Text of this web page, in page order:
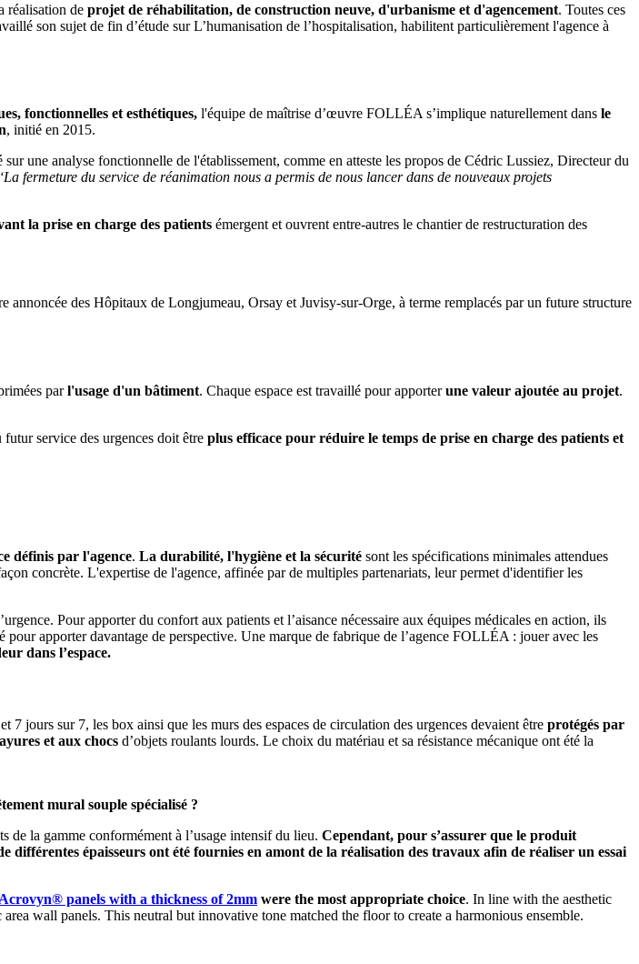
réalisation de projet de réhabilitation, de construction neuve, d'urbanisme et d'agencement. Toutes ces
son sujet de fin d’étude sur L’humanisation de l’hospitalisation, habilitent particulièrement l'agence à
fonctionnelles et esthétiques, l'équipe de maîtrise d’œuvre FOLLÉA s’implique naturellement dans le
, initié en 2015.
une analyse fonctionnelle de l'établissement, comme en atteste les propos de Cédric Lussiez, Directeur du
‘La fermeture du service de réanimation nous a permis de nous lancer dans de nouveaux projets
la prise en charge des patients émergent et ouvrent entre-autres le chantier de restructuration des
des Hôpitaux de Longjumeau, Orsay et Juvisy-sur-Orge, à terme remplacés par un future structure
parl'usage d'un bâtiment. Chaque espace est travaillé pour apporterune valeur ajoutée au projet.
service des urgences doit être plus efficace pour réduire le temps de prise en charge des patients et
définis par l'agence. La durabilité, l'hygiène et la sécurité sont les spécifications minimales attendues
concrète. L'expertise de l'agence, affinée par de multiples partenariats, leur permet d'identifier les
Pour apporter du confort aux patients et l’aisance nécessaire aux équipes médicales en action, ils
apporter davantage de perspective. Une marque de fabrique de l’agence FOLLÉA : jouer avec les
dans l’espace.
7 jours sur 7, les box ainsi que les murs des espaces de circulation des urgences devaient être protégés par
et aux chocs d’objets roulants lourds. Le choix du matériau et sa résistance mécanique ont été la
mural souple spécialisé ?
de la gamme conformément à l’usage intensif du lieu. Cependant, pour s’assurer que le produit
différentes épaisseurs ont été fournies en amont de la réalisation des travaux afin de réaliser un essai
panels with a thickness of 2mm were the most appropriate choice. In line with the aesthetic
wall panels. This neutral but innovative tone matched the floor to create a harmonious ensemble.